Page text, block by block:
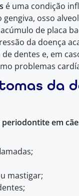
é uma condição
osso
de placa
da doença
dentes e, em
problemas
da
periodontite em
mastigar;